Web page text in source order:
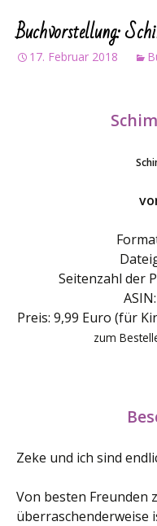
Buchvorstellung:
17. Februar 2018
Seitenzahl der
Preis: 9,99 Euro (für
zum
Zeke und ich sind
Von besten Freunden
überraschenderweise